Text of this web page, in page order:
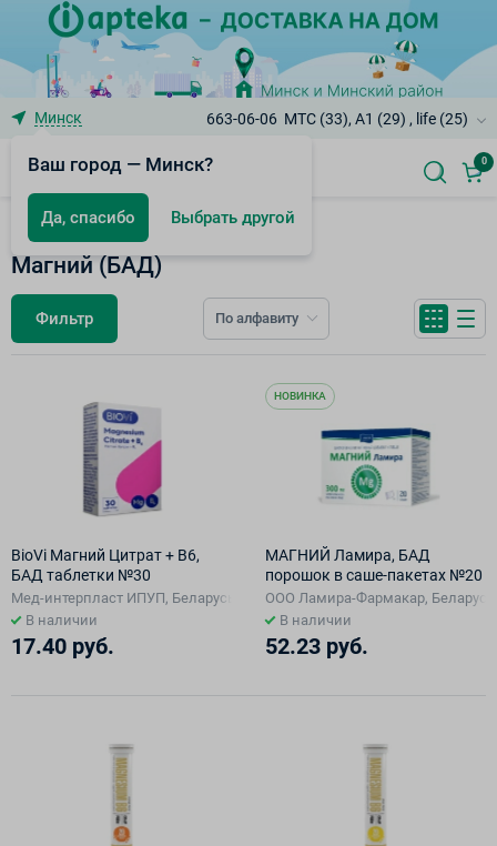
Минск
Ваш город — Минск?
Да, спасибо Выбрать другой
663-06-06 МТС (33), A1 (29) , life (25)
0
БАД к пище
Магний (БАД)
Фильтр По алфавиту
BioVi Магний Цитрат + В6,
БАД таблетки №30
Мед-интерпласт ИПУП, Беларусь
В наличии
17.40 руб.
НОВИНКА
МАГНИЙ Ламира, БАД
порошок в саше-пакетах №20
ООО Ламира-Фармакар, Беларусь
В наличии
52.23 руб.